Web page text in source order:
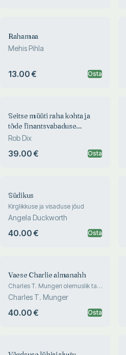
Rahamaa
Mehis Pihla
13.00 € Osta
Seitse müüti raha kohta ja
tõde finantsvabaduse
saavutamiseks
Rob Dix
39.00 € Osta
Südikus
Kirglikkuse ja visaduse jõud
Angela Duckworth
40.00 € Osta
Vaese Charlie almanahh
Charles T. Mungeri olemuslik taip
ja tarkus
Charles T. Munger
40.00 € Osta